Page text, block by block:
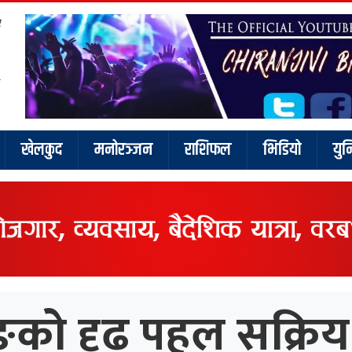
खेलकुद मनोरञ्जन राशिफल भिडियो
दृढ पहल